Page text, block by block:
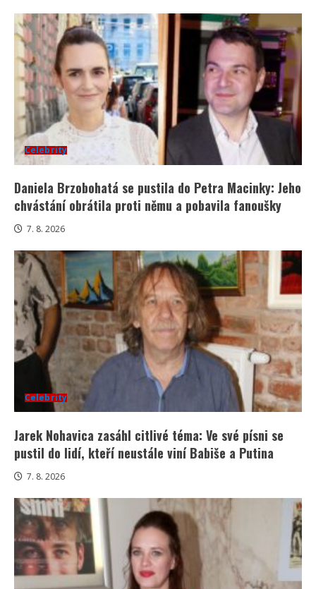
Celebrity
Daniela Brzobohatá se pustila do Petra Macinky: Jeho
chvástání obrátila proti němu a pobavila fanoušky
7. 8. 2026
Celebrity
Jarek Nohavica zasáhl citlivé téma: Ve své písni se
pustil do lidí, kteří neustále viní Babiše a Putina
7. 8. 2026